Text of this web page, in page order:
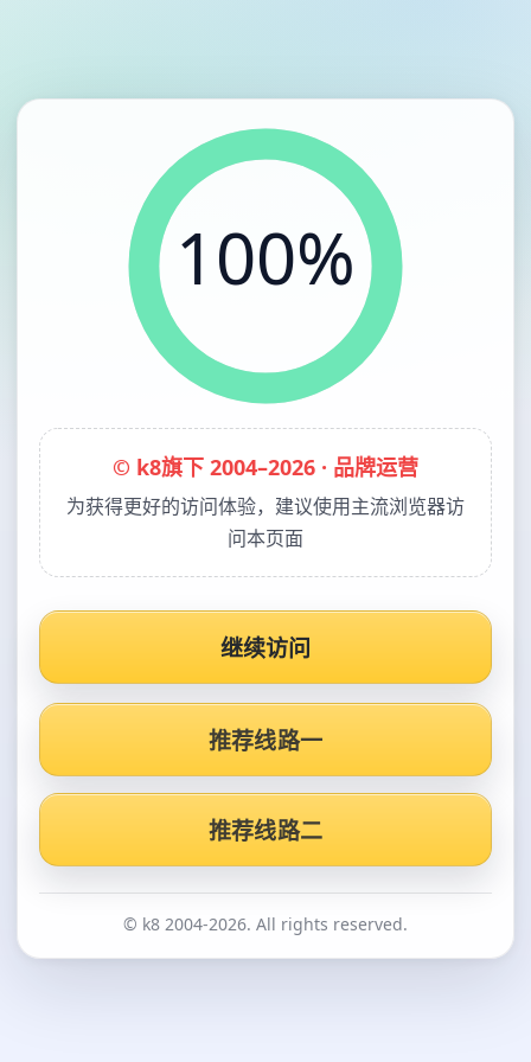
100%
© k8旗下 2004–2026 · 品牌运营
为获得更好的访问体验，建议使用主流浏览器访
问本页面
继续访问
推荐线路一
推荐线路二
© k8 2004-2026. All rights reserved.